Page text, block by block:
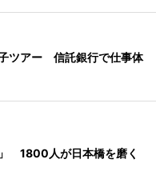
ツアー 信託銀行で仕事体
1800人が日本橋を磨く